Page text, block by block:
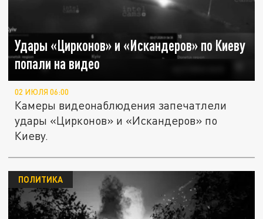
Удары «Цирконов» и «Искандеров» по Киеву
попали на видео
02 ИЮЛЯ 06:00
Камеры видеонаблюдения запечатлели
удары «Цирконов» и «Искандеров» по
Киеву.
ПОЛИТИКА